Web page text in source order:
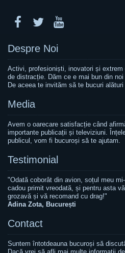
Despre Noi
Activi, profesioniști, inovatori și
de distracție. Dăm ce e mai bun din
De aceea te invităm să te bucuri alături
Media
Avem o oarecare satisfacție când
importante publicații și televiziuni.
publicul, vom fi bucuroși să te ajutam.
Testimonial
"Odată coborât din avion, soțul meu
cadou primit vreodată, și pentru asta
grozavă și vă recomand cu drag!"
Adina Zota, București
Contact
Suntem întotdeauna bucuroși să